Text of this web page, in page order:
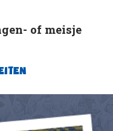
of meisje